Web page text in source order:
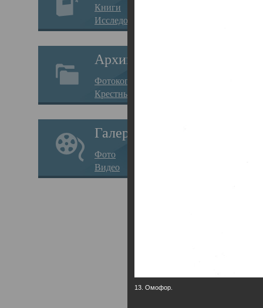
Книги
Исследования
Архив
Фотокопии дел
Крестные ходы
Галерея
Фото
Видео
13. Омофор.